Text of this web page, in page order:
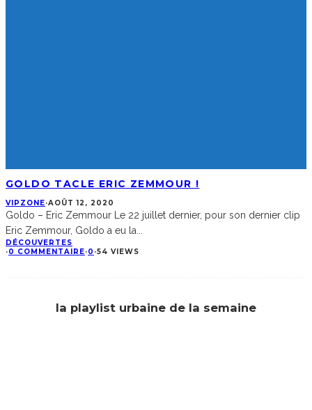
GOLDO TACLE ERIC ZEMMOUR !
VIPZONE·AOÛT 12, 2020
Goldo – Eric Zemmour Le 22 juillet dernier, pour son dernier clip
Eric Zemmour, Goldo a eu la
DÉCOUVERTES
·0 COMMENTAIRE·0 ·54 VIEWS
la playlist urbaine de la semaine